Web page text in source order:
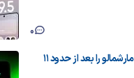
0
گوگل پشتیبانی از اندروید ۶.۰ مارشمالو را بعد از حدود ۱۱